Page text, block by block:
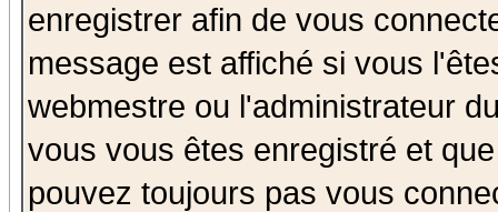
enregistrer afin de vous
message est affiché si vous
webmestre ou l'administrateur
vous vous êtes enregistré et
pouvez toujours pas vous